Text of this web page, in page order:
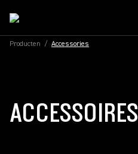
Producten / Accessories
ACCESSOIRES